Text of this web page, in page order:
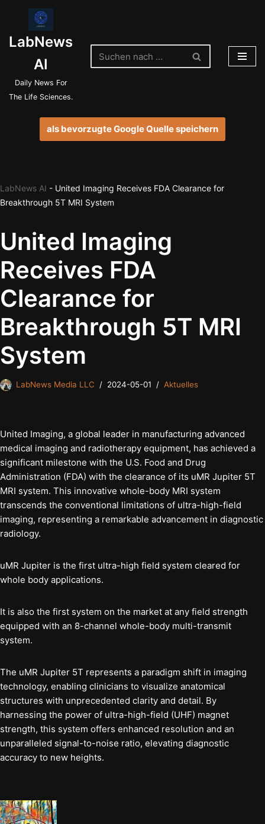
Inhalt
springen
LabNews
AI
Daily News For
The Life Sciences.
als bevorzugte Google Quelle speichern
LabNews AI - United Imaging Receives FDA Clearance for
Breakthrough 5T MRI System
United Imaging
Receives FDA
Clearance for
Breakthrough 5T MRI
System
LabNews Media LLC 2024-05-01 Aktuelles
United Imaging, a global leader in manufacturing advanced
medical imaging and radiotherapy equipment, has achieved a
significant milestone with the U.S. Food and Drug
Administration (FDA) with the clearance of its uMR Jupiter 5T
MRI system. This innovative whole-body MRI system
transcends the conventional limitations of ultra-high-field
imaging, representing a remarkable advancement in diagnostic
radiology.
uMR Jupiter is the first ultra-high field system cleared for
whole body applications.
It is also the first system on the market at any field strength
equipped with an 8-channel whole-body multi-transmit
system.
The uMR Jupiter 5T represents a paradigm shift in imaging
technology, enabling clinicians to visualize anatomical
structures with unprecedented clarity and detail. By
harnessing the power of ultra-high-field (UHF) magnet
strength, this system offers enhanced resolution and an
unparalleled signal-to-noise ratio, elevating diagnostic
accuracy to new heights.